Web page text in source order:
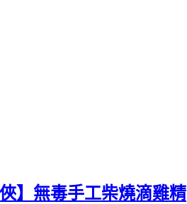
】無毒手工柴燒滴雞精